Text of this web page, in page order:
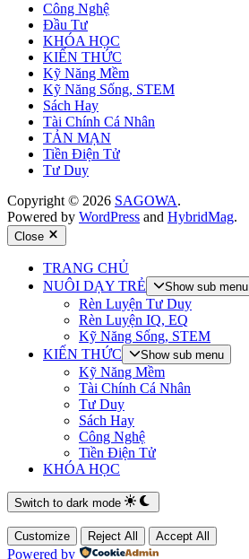
Công Nghệ
Đầu Tư
KHÓA HỌC
KIẾN THỨC
Kỹ Năng Mềm
Kỹ Năng Sống, STEM
Sách Hay
Tài Chính Cá Nhân
TẢN MẠN
Tiền Điện Tử
Tư Duy
Copyright © 2026 SAGOWA.
Powered by WordPress and HybridMag.
Close
TRANG CHỦ
NUÔI DẠY TRẺ
Show sub menu
Rèn Luyện Tư Duy
Rèn Luyện IQ, EQ
Kỹ Năng Sống, STEM
KIẾN THỨC
Show sub menu
Kỹ Năng Mềm
Tài Chính Cá Nhân
Tư Duy
Sách Hay
Công Nghệ
Tiền Điện Tử
KHÓA HỌC
Switch to dark mode
Customize Reject All Accept All
Powered by